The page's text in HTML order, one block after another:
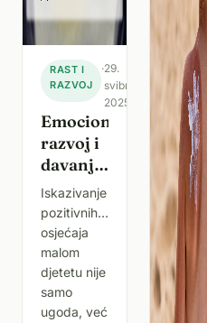
RAST I
RAZVOJ
·29.
svibnja
2025.
Emocionalni
razvoj i
davanje
ljubavi
Iskazivanje
pozitivnih
osjećaja
malom
djetetu nije
samo
ugoda, već